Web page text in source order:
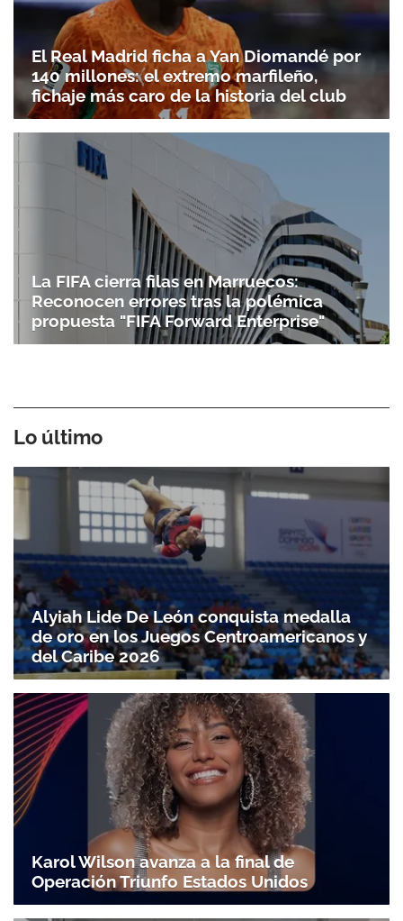
El Real Madrid ficha a Yan Diomandé por
140 millones: el extremo marfileño,
fichaje más caro de la historia del club
La FIFA cierra filas en Marruecos:
Reconocen errores tras la polémica
propuesta "FIFA Forward Enterprise"
Lo último
Alyiah Lide De León conquista medalla
de oro en los Juegos Centroamericanos y
del Caribe 2026
Karol Wilson avanza a la final de
Operación Triunfo Estados Unidos